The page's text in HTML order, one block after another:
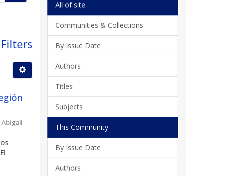
All of site
Communities & Collections
By Issue Date
Authors
Titles
Subjects
This Community
By Issue Date
Authors